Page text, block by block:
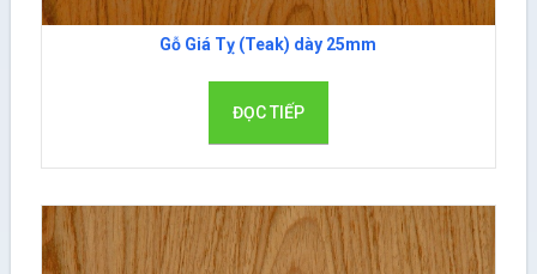
Gỗ Giá Tỵ (Teak) dày 25mm
ĐỌC TIẾP